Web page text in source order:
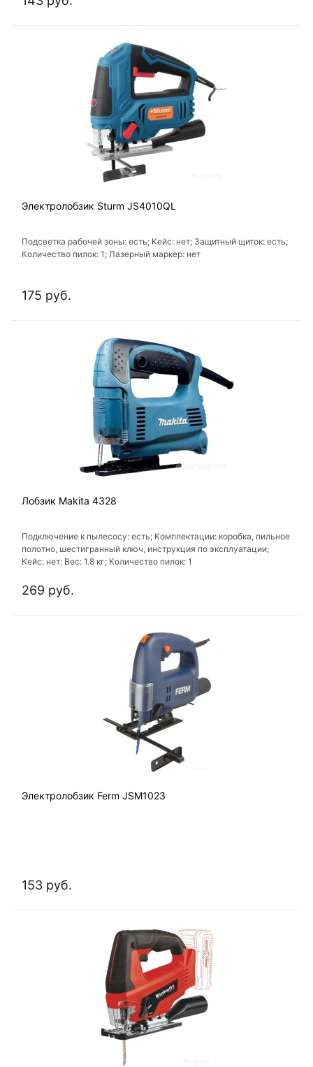
Электролобзик Sturm JS4010QL
Подсветка рабочей зоны: есть; Кейс: нет; Защитный щиток: есть;
Количество пилок: 1; Лазерный маркер: нет
175 руб.
Лобзик Makita 4328
Подключение к пылесосу: есть; Комплектации: коробка, пильное
полотно, шестигранный ключ, инструкция по эксплуатации;
Кейс: нет; Вес: 1.8 кг; Количество пилок: 1
269 руб.
Электролобзик Ferm JSM1023
153 руб.